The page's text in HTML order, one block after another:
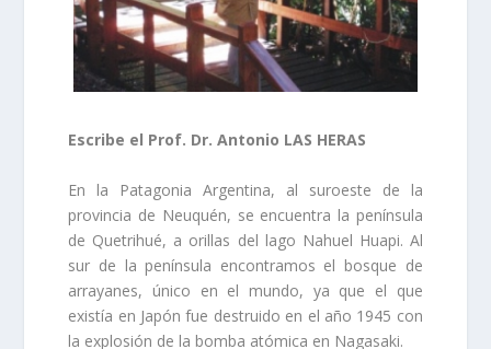
Escribe el Prof. Dr. Antonio LAS HERAS
En la Patagonia Argentina, al suroeste de la
provincia de Neuquén, se encuentra la península
de Quetrihué, a orillas del lago Nahuel Huapi. Al
sur de la península encontramos el bosque de
arrayanes, único en el mundo, ya que el que
existía en Japón fue destruido en el año 1945 con
la explosión de la bomba atómica en Nagasaki.